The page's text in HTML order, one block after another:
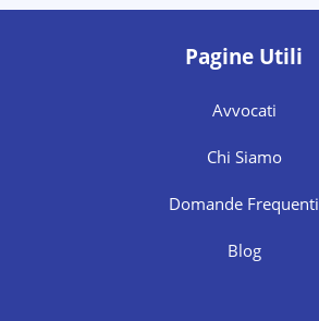
Pagine Utili
Avvocati
Chi Siamo
Domande Frequenti
Blog